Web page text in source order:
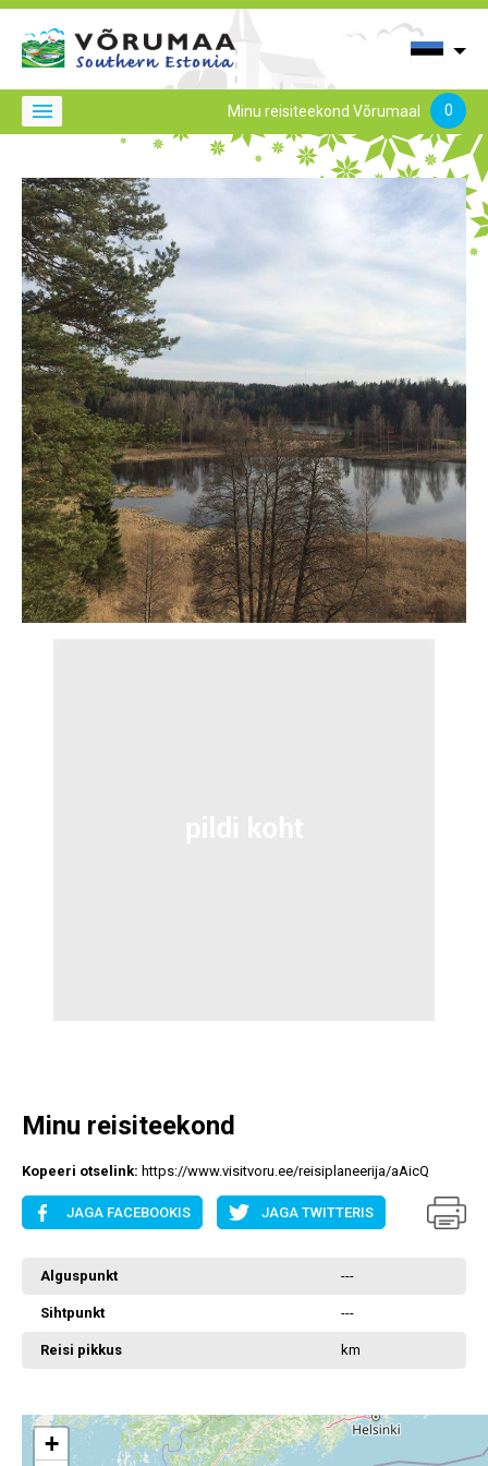
Minu reisiteekond Võrumaal 0
Minu reisiteekond
Kopeeri otselink: https://www.visitvoru.ee/reisiplaneerija/aAicQ
JAGA FACEBOOKIS JAGA TWITTERIS
Alguspunkt ---
Sihtpunkt ---
Reisi pikkus km
+